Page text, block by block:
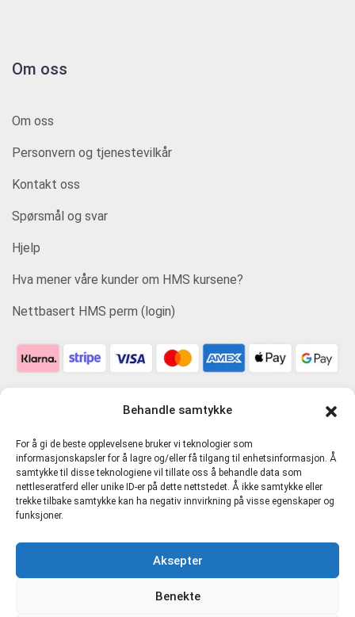
Behandle samtykke
For å gi de beste opplevelsene bruker vi teknologier som
informasjonskapsler for å lagre og/eller få tilgang til enhetsinformasjon. Å
samtykke til disse teknologiene vil tillate oss å behandle data som
nettleseratferd eller unike ID-er på dette nettstedet. Å ikke samtykke eller
trekke tilbake samtykke kan ha negativ innvirkning på visse egenskaper og
funksjoner.
Aksepter
Benekte
Om oss
Om oss
Personvern og tjenestevilkår
Kontakt oss
Spørsmål og svar
Hjelp
Hva mener våre kunder om HMS kursene?
Nettbasert HMS perm (login)
Personvern og tjenestevilkår
Cookie-erklæring (EU)